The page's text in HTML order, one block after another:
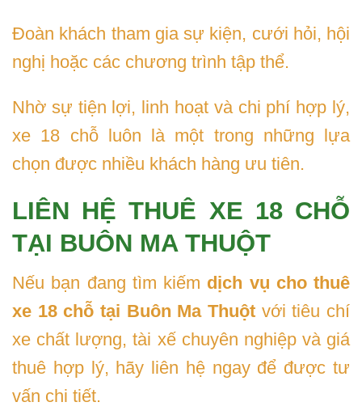
Đoàn khách tham gia sự kiện, cưới hỏi, hội
nghị hoặc các chương trình tập thể.
Nhờ sự tiện lợi, linh hoạt và chi phí hợp lý,
xe 18 chỗ luôn là một trong những lựa
chọn được nhiều khách hàng ưu tiên.
LIÊN HỆ THUÊ XE 18 CHỖ
TẠI BUÔN MA THUỘT
Nếu bạn đang tìm kiếm dịch vụ cho thuê
xe 18 chỗ tại Buôn Ma Thuột với tiêu chí
xe chất lượng, tài xế chuyên nghiệp và giá
thuê hợp lý, hãy liên hệ ngay để được tư
vấn chi tiết.